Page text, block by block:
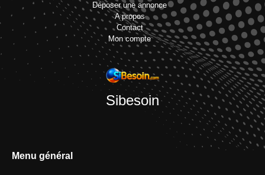
Déposer une annonce
A propos
Contact
Mon compte
Sibesoin
Menu général